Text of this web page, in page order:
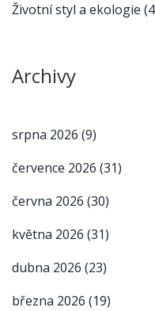
Životní styl a ekologie
Archivy
srpna 2026 (9)
července 2026 (31)
června 2026 (30)
května 2026 (31)
dubna 2026 (23)
března 2026 (19)